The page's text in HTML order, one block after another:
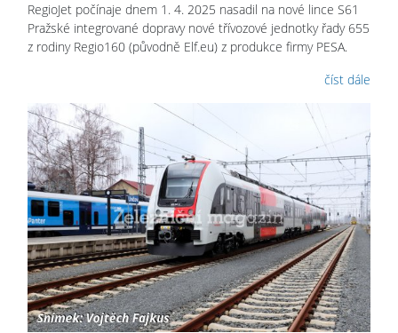
RegioJet počínaje dnem 1. 4. 2025 nasadil na nové lince S61
Pražské integrované dopravy nové třívozové jednotky řady 655
z rodiny Regio160 (původně Elf.eu) z produkce firmy PESA.
číst dále